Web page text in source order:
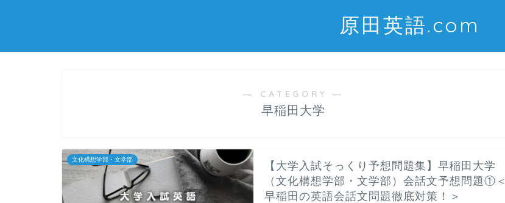
原田英語.com
― CATEGORY ―
早稲田大学
文化構想学部・文学部
【大学入試そっくり予想問題集】早稲田大学
（文化構想学部・文学部）会話文予想問題①＜
早稲田の英語会話文問題徹底対策！＞